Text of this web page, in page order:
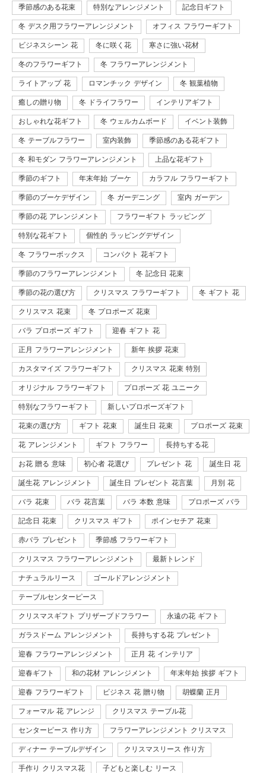
季節感のある花束 特別なアレンジメント 記念日ギフト
冬 デスク用フラワーアレンジメント オフィス フラワーギフト
ビジネスシーン 花 冬に咲く花 寒さに強い花材
冬のフラワーギフト 冬 フラワーアレンジメント
ライトアップ 花 ロマンチック デザイン 冬 観葉植物
癒しの贈り物 冬 ドライフラワー インテリアギフト
おしゃれな花ギフト 冬 ウェルカムボード イベント装飾
冬 テーブルフラワー 室内装飾 季節感のある花ギフト
冬 和モダン フラワーアレンジメント 上品な花ギフト
季節のギフト 年末年始 ブーケ カラフル フラワーギフト
季節のブーケデザイン 冬 ガーデニング 室内 ガーデン
季節の花 アレンジメント フラワーギフト ラッピング
特別な花ギフト 個性的 ラッピングデザイン
冬 フラワーボックス コンパクト 花ギフト
季節のフラワーアレンジメント 冬 記念日 花束
季節の花の選び方 クリスマス フラワーギフト 冬 ギフト 花
クリスマス 花束 冬 プロポーズ 花束
バラ プロポーズ ギフト 迎春 ギフト 花
正月 フラワーアレンジメント 新年 挨拶 花束
カスタマイズ フラワーギフト クリスマス 花束 特別
オリジナル フラワーギフト プロポーズ 花 ユニーク
特別なフラワーギフト 新しいプロポーズギフト
花束の選び方 ギフト 花束 誕生日 花束 プロポーズ 花束
花 アレンジメント ギフト フラワー 長持ちする花
お花 贈る 意味 初心者 花選び プレゼント 花 誕生日 花
誕生花 アレンジメント 誕生日 プレゼント 花言葉 月別 花
バラ 花束 バラ 花言葉 バラ 本数 意味 プロポーズ バラ
記念日 花束 クリスマス ギフト ポインセチア 花束
赤バラ プレゼント 季節感 フラワーギフト
クリスマス フラワーアレンジメント 最新トレンド
ナチュラルリース ゴールドアレンジメント
テーブルセンターピース
クリスマスギフト プリザーブドフラワー 永遠の花 ギフト
ガラスドーム アレンジメント 長持ちする花 プレゼント
迎春 フラワーアレンジメント 正月 花 インテリア
迎春ギフト 和の花材 アレンジメント 年末年始 挨拶 ギフト
迎春 フラワーギフト ビジネス 花 贈り物 胡蝶蘭 正月
フォーマル 花 アレンジ クリスマス テーブル花
センターピース 作り方 フラワーアレンジメント クリスマス
ディナー テーブルデザイン クリスマスリース 作り方
手作り クリスマス花 子どもと楽しむ リース